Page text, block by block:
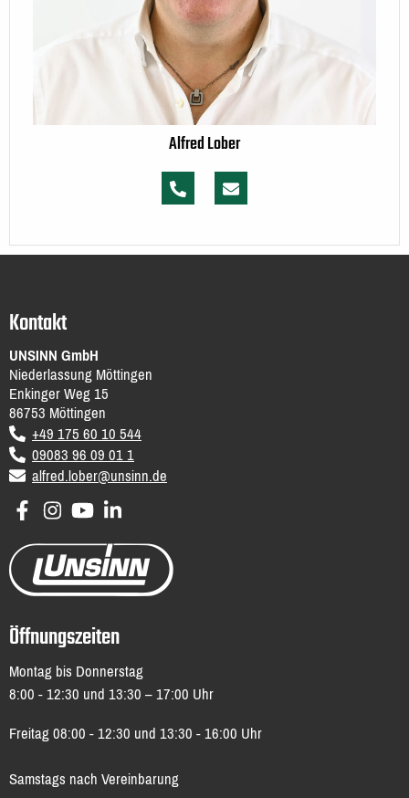
Alfred Lober
Kontakt
UNSINN GmbH
Niederlassung Möttingen
Enkinger Weg 15
86753Möttingen
DE +49 175 60 10 544
09083 96 09 01 1
email
alfred.lober@unsinn.de
Öffnungszeiten
Montag bis Donnerstag
8:00 - 12:30 und 13:30 – 17:00 Uhr
Freitag 08:00 - 12:30 und 13:30 - 16:00 Uhr
Samstags nach Vereinbarung